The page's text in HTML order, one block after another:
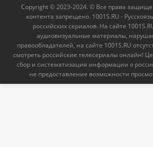
Copyright © 2023-2024. © Все права
контента запрещено. 1001S.RU -
российских сериалов. На сайте
аудиовизуальные материалы,
правообладателей, на сайте 1001S.RU
смотреть российские телесериалы онлайн!
сбор и систематизация информации о
не предоставление возможности